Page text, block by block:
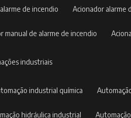
de incendio acionador alarme
manual de alarme de incendio
industriais
industrial química
hidráulica industrial